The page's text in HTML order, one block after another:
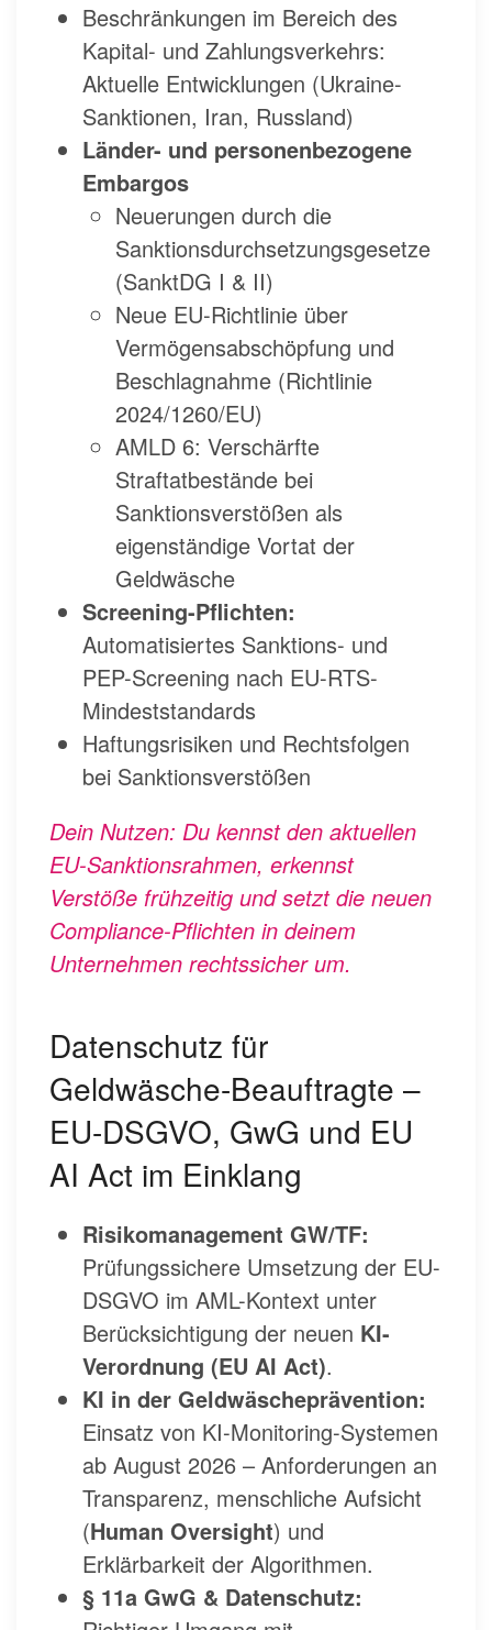
Beschränkungen im Bereich des
Kapital- und Zahlungsverkehrs:
Aktuelle Entwicklungen (Ukraine-
Sanktionen, Iran, Russland)
Länder- und personenbezogene
Embargos
Neuerungen durch die
Sanktionsdurchsetzungsgesetze
(SanktDG I & II)
Neue EU-Richtlinie über
Vermögensabschöpfung und
Beschlagnahme (Richtlinie
2024/1260/EU)
AMLD 6: Verschärfte
Straftatbestände bei
Sanktionsverstößen als
eigenständige Vortat der
Geldwäsche
Screening-Pflichten:
Automatisiertes Sanktions- und
PEP-Screening nach EU-RTS-
Mindeststandards
Haftungsrisiken und Rechtsfolgen
bei Sanktionsverstößen
Dein Nutzen: Du kennst den aktuellen
EU-Sanktionsrahmen, erkennst
Verstöße frühzeitig und setzt die neuen
Compliance-Pflichten in deinem
Unternehmen rechtssicher um.
Datenschutz für
Geldwäsche-Beauftragte –
EU-DSGVO, GwG und EU
AI Act im Einklang
Risikomanagement GW/TF:
Prüfungssichere Umsetzung der EU-
DSGVO im AML-Kontext unter
Berücksichtigung der neuen KI-
Verordnung (EU AI Act).
KI in der Geldwäscheprävention:
Einsatz von KI-Monitoring-Systemen
ab August 2026 – Anforderungen an
Transparenz, menschliche Aufsicht
(Human Oversight) und
Erklärbarkeit der Algorithmen.
§ 11a GwG & Datenschutz: